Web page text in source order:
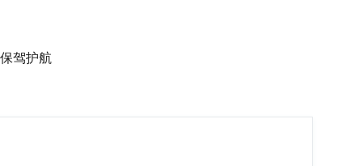
驾护航